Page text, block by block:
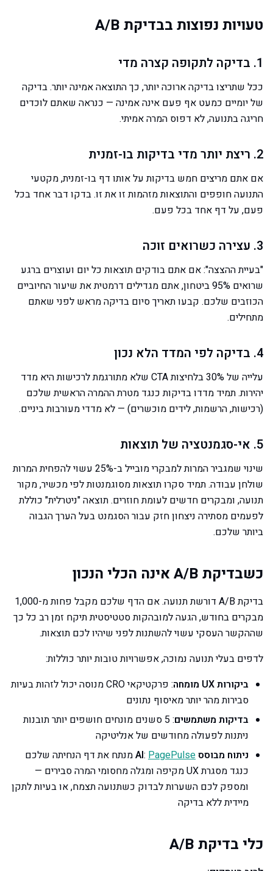
טעויות נפוצות בבדיקת A/B
1. בדיקה לתקופה קצרה מדי
ככל שתריצו בדיקה ארוכה יותר, כך התוצאה אמינה יותר. בדיקה
של יומיים כמעט אף פעם אינה אמינה — כנראה שאתם לוכדים
חריגה בתנועה, לא דפוס המרה אמיתי.
2. ריצת יותר מדי בדיקות בו-זמנית
אם אתם מריצים חמש בדיקות על אותו דף בו-זמנית, מקטעי
התנועה חופפים והתוצאות מזהמות זו את זו. בדקו דבר אחד בכל
פעם, על דף אחד בכל פעם.
3. עצירה כשרואים זוכה
"בעיית ההצצה": אם אתם בודקים תוצאות כל יום ועוצרים ברגע
שרואים 95% ביטחון, אתם מגדילים דרמטית את שיעור החיוביים
הכוזבים שלכם. קבעו תאריך סיום בדיקה מראש לפני שאתם
מתחילים.
4. בדיקה לפי המדד הלא נכון
עלייה של 30% בלחיצות CTA שלא מתורגמת לרכישות היא מדד
יהירות. תמיד מדדו בדיקות כנגד מטרת ההמרה הראשית שלכם
(רכישות, הרשמות, לידים מוכשרים) — לא מדדי מעורבות ביניים.
5. אי-סגמנטציה של תוצאות
שינוי שמגביר המרות למבקרי מובייל ב-25% עשוי להפחית המרות
שולחן עבודה. תמיד סקרו תוצאות מסוגמנטות לפי מכשיר, מקור
תנועה, ומבקרים חדשים לעומת חוזרים. תוצאה "ניטרלית" כוללת
לפעמים מסתירה ניצחון חזק עבור הסגמנט בעל הערך הגבוה
ביותר שלכם.
כשבדיקת A/B אינה הכלי הנכון
בדיקת A/B דורשת תנועה. אם הדף שלכם מקבל פחות מ-1,000
מבקרים בחודש, הגעה למובהקות סטטיסטית תיקח זמן רב כל כך
שההקשר העסקי עשוי להשתנות לפני שיהיו לכם תוצאות.
לדפים בעלי תנועה נמוכה, אפשרויות טובות יותר כוללות:
ביקורות UX מומחה
: פרקטיקאי CRO מנוסה יכול לזהות בעיות
סבירות מהר יותר מאיסוף נתונים
בדיקות משתמשים
: 5 סשנים מונחים חושפים יותר תובנות
ניתנות לפעולה מחודשים של אנליטיקה
ניתוח מבוסס AI
: PagePulse
מנתח את דף הנחיתה שלכם
כנגד מסגרת UX מקיפה ומגלה מחסומי המרה סבירים —
ומספק לכם השערות לבדוק כשתנועה תצמח, או בעיות לתקן
מיידית ללא בדיקה
כלי בדיקת A/B